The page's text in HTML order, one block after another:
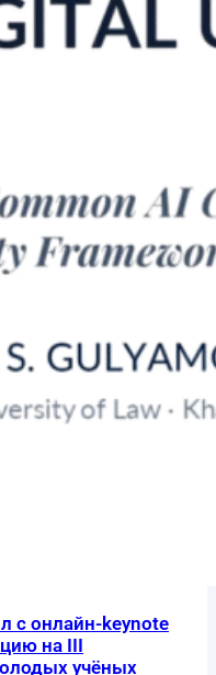
с онлайн-keynote
на III
учёных